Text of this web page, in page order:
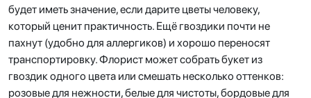
будет иметь значение, если дарите цветы человеку,
который ценит практичность. Ещё гвоздики почти не
пахнут (удобно для аллергиков) и хорошо переносят
транспортировку. Флорист может собрать букет из
гвоздик одного цвета или смешать несколько оттенков:
розовые для нежности, белые для чистоты, бордовые для